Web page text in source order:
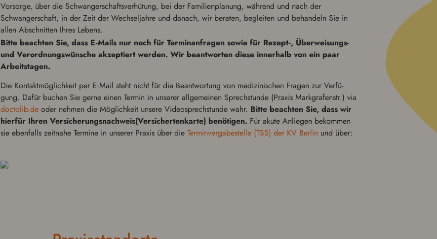
Vorsorge, über die Schwanger­schaftsver­hü­tung, bei der Fam­i­lien­pla­nung, während und nach der
Schwanger­schaft, in der Zeit der Wech­sel­jahre und danach, wir beraten, begleit­en und behan­deln Sie in
allen Abschnit­ten Ihres Lebens.
Bitte beachten Sie, dass E‑Mails nur noch für Ter­mi­nan­fra­gen sowie für Rezept‑, Über­weisungs-
und Verord­nungswün­sche akzep­tiert werden. Wir beant­worten diese inner­halb von ein paar
Arbeit­sta­gen.
Die Kon­tak­t­möglichkeit per E‑Mail steht nicht für die Beant­wor­tung von medi­zinis­chen Fragen zur Ver­fü­
gung. Dafür buchen Sie gerne einen Termin in unserer all­ge­meinen Sprech­stunde (Praxis Mark­grafen­str.) via
doctolib.deoder nehmen die Möglichkeit unsere Videosprech­stunde wahr. Bitte beachten Sie, dass wir
hierfür Ihren Versicherungsnachweis(Versichertenkarte) benöti­gen. Für akute Anliegen bekommen
sie eben­falls zeitnahe Termine in unserer Praxis über die Ter­min­ver­gabestelle (TSS) der KV Berlinund über: